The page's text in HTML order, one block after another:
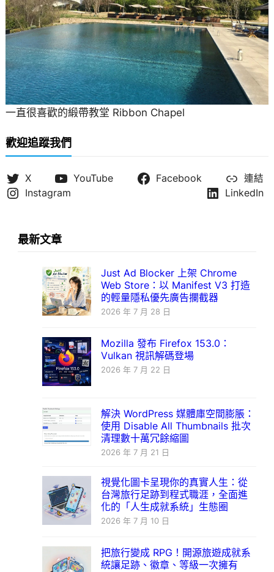
一直很喜歡的緞帶教堂 Ribbon Chapel
歡迎追蹤我們
X YouTube Facebook
連結
Instagram
LinkedIn
最新文章
Just Ad Blocker 上架 Chrome
Web Store：以 Manifest V3 打造
的輕量隱私優先廣告攔截器
2026 年 7 月 28 日
Mozilla 發布 Firefox 153.0：
Vulkan 視訊解碼登場
2026 年 7 月 22 日
解決 WordPress 媒體庫空間膨脹：
使用 Disable All Thumbnails 批次
清理數十萬冗餘縮圖
2026 年 7 月 21 日
視覺化圖卡呈現你的真實人生：從
台灣旅行足跡到程式職涯，全面進
化的「人生成就系統」生態圈
2026 年 7 月 10 日
把旅行變成 RPG！開源旅遊成就系
統讓足跡、徽章、等級一次擁有